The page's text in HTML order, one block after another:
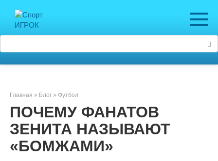
контенту
Главная » Блог » Футбол
ПОЧЕМУ ФАНАТОВ
ЗЕНИТА НАЗЫВАЮТ
«БОМЖАМИ»